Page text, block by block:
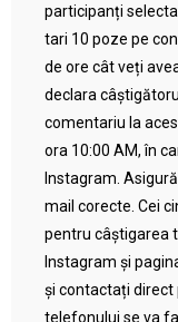
participanți
tari 10 poze pe
de ore cât veți
declara
comentariu la
ora 10:00 AM, în
Instagram.
mail corecte. Cei
pentru câștigarea
Instagram și
și contactați direct
telefonului se va